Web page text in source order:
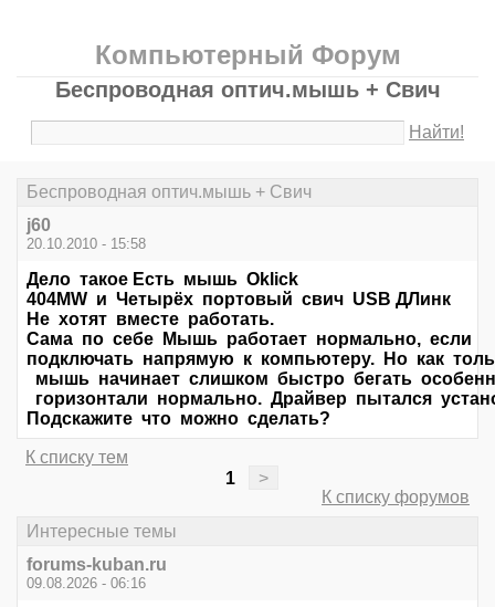
Компьютерный Форум
Беспроводная оптич.мышь + Свич
Найти!
Беспроводная оптич.мышь + Свич
j60
20.10.2010 - 15:58
Дело такое Есть мышь Oklick
404MW и Четырёх портовый свич USB ДЛинк
Не хотят вместе работать.
Сама по себе Мышь работает нормально, если
подключать напрямую к компьютеру. Но как
мышь начинает слишком быстро бегать
горизонтали нормально. Драйвер пытался
Подскажите что можно сделать?
К списку тем
1
>
К списку форумов
Интересные темы
forums-kuban.ru
09.08.2026 - 06:16